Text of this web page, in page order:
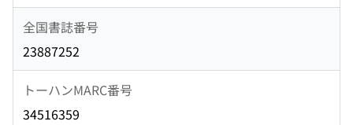
全国書誌番号
23887252
トーハンMARC番号
34516359